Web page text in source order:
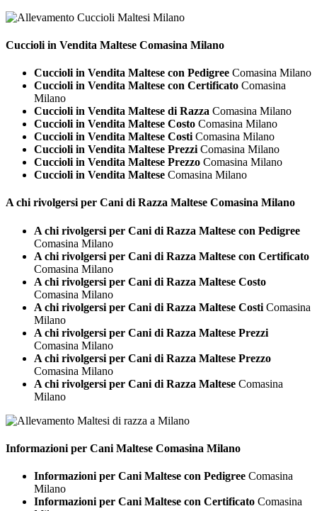
Cuccioli in Vendita Maltese Comasina Milano
Cuccioli in Vendita Maltese con Pedigree Comasina Milano
Cuccioli in Vendita Maltese con Certificato Comasina
Milano
Cuccioli in Vendita Maltese di Razza Comasina Milano
Cuccioli in Vendita Maltese Costo Comasina Milano
Cuccioli in Vendita Maltese Costi Comasina Milano
Cuccioli in Vendita Maltese Prezzi Comasina Milano
Cuccioli in Vendita Maltese Prezzo Comasina Milano
Cuccioli in Vendita Maltese Comasina Milano
A chi rivolgersi per Cani di Razza Maltese Comasina Milano
A chi rivolgersi per Cani di Razza Maltese con Pedigree
Comasina Milano
A chi rivolgersi per Cani di Razza Maltese con Certificato
Comasina Milano
A chi rivolgersi per Cani di Razza Maltese Costo
Comasina Milano
A chi rivolgersi per Cani di Razza Maltese Costi Comasina
Milano
A chi rivolgersi per Cani di Razza Maltese Prezzi
Comasina Milano
A chi rivolgersi per Cani di Razza Maltese Prezzo
Comasina Milano
A chi rivolgersi per Cani di Razza Maltese Comasina
Milano
Informazioni per Cani Maltese Comasina Milano
Informazioni per Cani Maltese con Pedigree Comasina
Milano
Informazioni per Cani Maltese con Certificato Comasina